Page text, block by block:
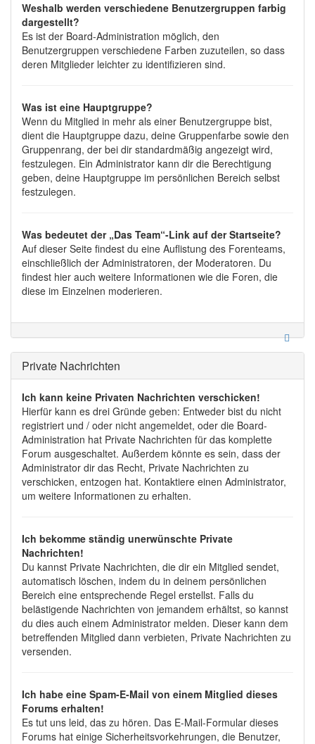
Weshalb werden verschiedene Benutzergruppen farbig
dargestellt?
Es ist der Board-Administration möglich, den
Benutzergruppen verschiedene Farben zuzuteilen, so dass
deren Mitglieder leichter zu identifizieren sind.
Was ist eine Hauptgruppe?
Wenn du Mitglied in mehr als einer Benutzergruppe bist,
dient die Hauptgruppe dazu, deine Gruppenfarbe sowie den
Gruppenrang, der bei dir standardmäßig angezeigt wird,
festzulegen. Ein Administrator kann dir die Berechtigung
geben, deine Hauptgruppe im persönlichen Bereich selbst
festzulegen.
Was bedeutet der „Das Team“-Link auf der Startseite?
Auf dieser Seite findest du eine Auflistung des Forenteams,
einschließlich der Administratoren, der Moderatoren. Du
findest hier auch weitere Informationen wie die Foren, die
diese im Einzelnen moderieren.
Private Nachrichten
Ich kann keine Privaten Nachrichten verschicken!
Hierfür kann es drei Gründe geben: Entweder bist du nicht
registriert und / oder nicht angemeldet, oder die Board-
Administration hat Private Nachrichten für das komplette
Forum ausgeschaltet. Außerdem könnte es sein, dass der
Administrator dir das Recht, Private Nachrichten zu
verschicken, entzogen hat. Kontaktiere einen Administrator,
um weitere Informationen zu erhalten.
Ich bekomme ständig unerwünschte Private
Nachrichten!
Du kannst Private Nachrichten, die dir ein Mitglied sendet,
automatisch löschen, indem du in deinem persönlichen
Bereich eine entsprechende Regel erstellst. Falls du
belästigende Nachrichten von jemandem erhältst, so kannst
du dies auch einem Administrator melden. Dieser kann dem
betreffenden Mitglied dann verbieten, Private Nachrichten zu
versenden.
Ich habe eine Spam-E-Mail von einem Mitglied dieses
Forums erhalten!
Es tut uns leid, das zu hören. Das E-Mail-Formular dieses
Forums hat einige Sicherheitsvorkehrungen, die Benutzer,